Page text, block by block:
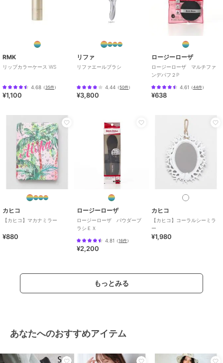
RMK
リップカラーケース WS
4.68 （35件）
¥1,100
リファ
リファエールブラシ
4.44 （50件）
¥3,800
ロージーローザ
ロージーローザ マルチファ
ンデパフ２P
4.61 （44件）
¥638
カヒコ
【カヒコ】マカナミラー
¥880
ロージーローザ
ロージーローザ パウダーブ
ラシＥＸ
4.81 （16件）
¥2,200
カヒコ
【カヒコ】コーラルシーミラ
ー
¥1,980
もっとみる
あなたへのおすすめアイテム